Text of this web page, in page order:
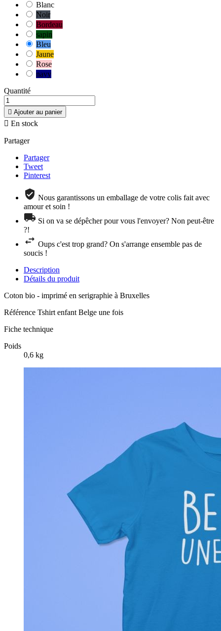
Blanc
Noir
Bordeau
sapin
Bleu
Jaune
Rose
navy
Quantité
 Ajouter au panier
 En stock
Partager
Partager
Tweet
Pinterest
Nous garantissons un emballage de votre colis fait avec
amour et soin !
Si on va se dépêcher pour vous l'envoyer? Non peut-être
?!
Oups c'est trop grand? On s'arrange ensemble pas de
soucis !
Description
Détails du produit
Coton bio - imprimé en serigraphie à Bruxelles
Référence Tshirt enfant Belge une fois
Fiche technique
Poids
0,6 kg